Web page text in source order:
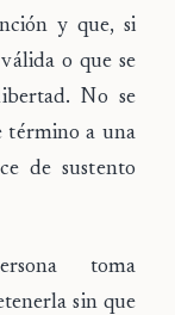
y que, si
o que se
No se
término a una
de sustento
toma
sin que